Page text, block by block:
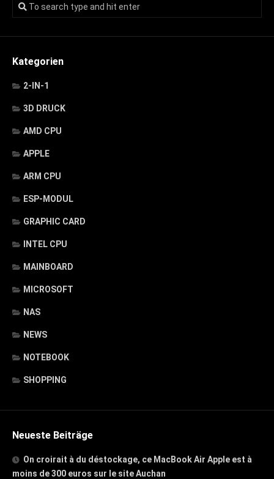
Kategorien
2-IN-1
3D DRUCK
AMD CPU
APPLE
ARM CPU
ESP-MODUL
GRAPHIC CARD
INTEL CPU
MAINBOARD
MICROSOFT
NAS
NEWS
NOTEBOOK
SHOPPING
Neueste Beiträge
On croirait à du déstockage, ce MacBook Air Apple est à
moins de 300 euros sur le site Auchan